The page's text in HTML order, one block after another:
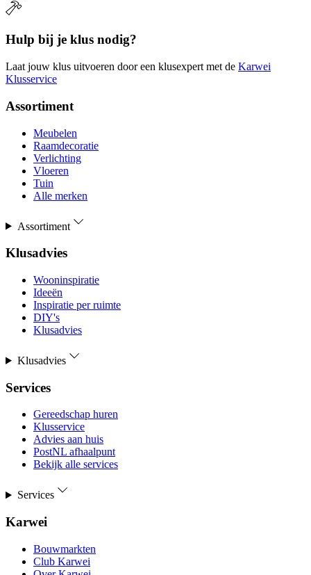
Hulp bij je klus nodig?
Laat jouw klus uitvoeren door een klusexpert met de Karwei
Klusservice
Assortiment
Meubelen
Raamdecoratie
Verlichting
Vloeren
Tuin
Alle merken
Assortiment
Klusadvies
Wooninspiratie
Ideeën
Inspiratie per ruimte
DIY's
Klusadvies
Klusadvies
Services
Gereedschap huren
Klusservice
Advies aan huis
PostNL afhaalpunt
Bekijk alle services
Services
Karwei
Bouwmarkten
Club Karwei